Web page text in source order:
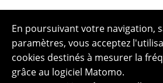
En poursuivant votre navigation,
paramètres, vous acceptez
cookies destinés à mesurer la
grâce au logiciel Matomo.